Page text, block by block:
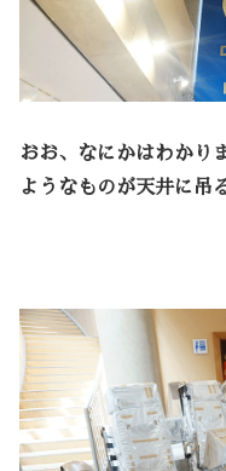
おお、なにかはわかり
ようなものが天井に吊